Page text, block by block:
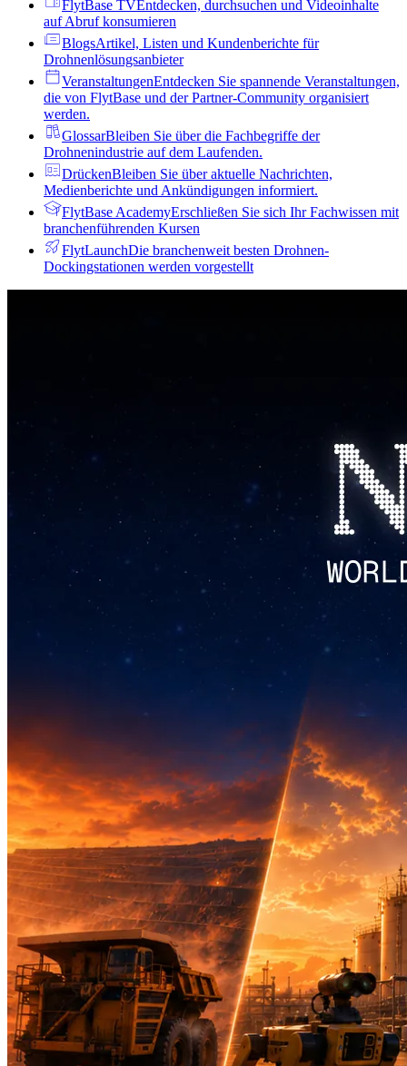
FlytBase TVEntdecken, durchsuchen und Videoinhalte
auf Abruf konsumieren
BlogsArtikel, Listen und Kundenberichte für
Drohnenlösungsanbieter
VeranstaltungenEntdecken Sie spannende Veranstaltungen,
die von FlytBase und der Partner-Community organisiert
werden.
GlossarBleiben Sie über die Fachbegriffe der
Drohnenindustrie auf dem Laufenden.
DrückenBleiben Sie über aktuelle Nachrichten,
Medienberichte und Ankündigungen informiert.
FlytBase AcademyErschließen Sie sich Ihr Fachwissen mit
branchenführenden Kursen
FlytLaunchDie branchenweit besten Drohnen-
Dockingstationen werden vorgestellt